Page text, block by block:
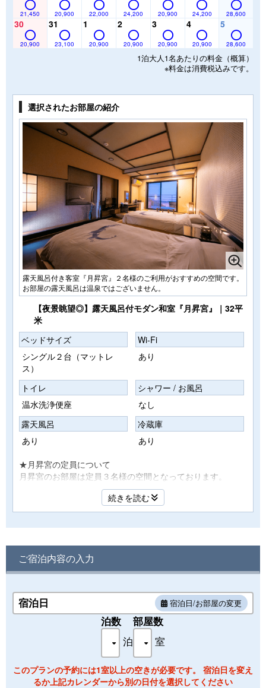
21,450 20,900 22,000 24,200 20,900 24,200 28,600
30
20,900
31
23,100
1
20,900
2
20,900
3
20,900
4
20,900
5
28,600
1泊大人1名あたりの料金（概算）
※料金は消費税込みです。
選択されたお部屋の紹介
露天風呂付き客室『月昇宮』２名様のご利用がおすすめの空間です。
お部屋の露天風呂は温泉ではございません。
【夜景眺望◎】露天風呂付モダン和室『月昇宮』｜32平
米
ベッドサイズ
シングル２台（マットレ
ス）
Wi-Fi
あり
トイレ
温水洗浄便座
シャワー / お風呂
なし
露天風呂
あり
冷蔵庫
あり
★月昇宮の定員について
月昇宮のお部屋は定員３名様の空間となっております。
あいにくお子様を含んだ3名様以上で1部屋のご利用の場合は
手狭になります。ただし、お客様のご意見やご要望で設定を
させて頂いております。ご了承の程宜しくお願い申し上げま
◆2022年4月より『プラスチック資源循環促進法』という法
律が施行されます◆
お部屋のアメニティはタオル、バスタオルのご用意のみとな
ご不明な点は、お問い合わせくださいませ。
※お部屋のご指定は別途有料となりますのでご連絡下さいま
（状況によりご希望に添えない場合もございます）
続きを読む
ご宿泊内容の入力
宿泊日 宿泊日/お部屋の変更
泊数
泊
部屋数
室
このプランの予約には1室以上の空きが必要です。 宿泊日を変え
るか上記カレンダーから別の日付を選択してください